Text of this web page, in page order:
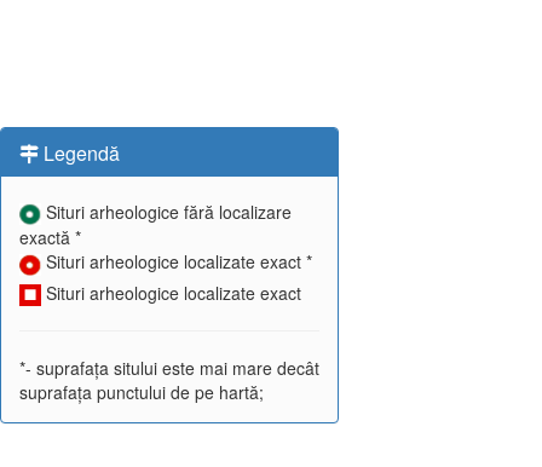
Legendă
Situri arheologice fără localizare
exactă *
Situri arheologice localizate exact *
Situri arheologice localizate exact
*- suprafața sitului este mai mare decât
suprafața punctului de pe hartă;